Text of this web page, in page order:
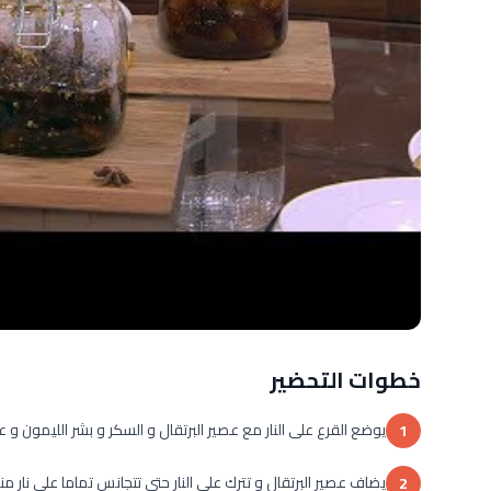
خطوات التحضير
1 يوضع القرع على النار مع عصير البرتقال و السكر و بشر الليمون و
2 يضاف عصير البرتقال و تترك على النار حتى تتجانس تماما على